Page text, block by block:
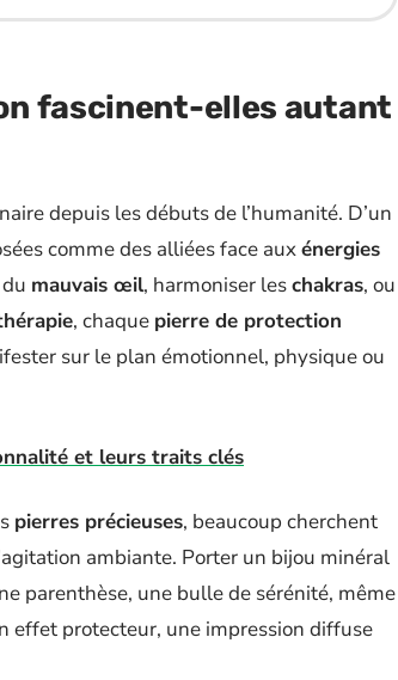
fascinent-elles autant
depuis les débuts de l’humanité. D’un
comme des alliées face auxénergies
mauvais œil, harmoniser leschakras, ou
, chaque pierre de protection
sur le plan émotionnel, physique ou
et leurs traits clés
pierres précieuses, beaucoup cherchent
ambiante. Porter un bijou minéral
parenthèse, une bulle de sérénité, même
effet protecteur, une impression diffuse